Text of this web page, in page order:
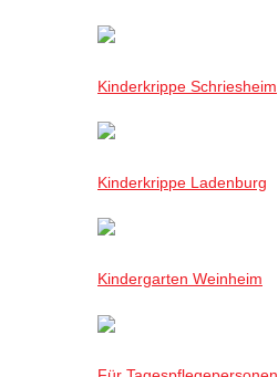
Kinderkrippe Schriesheim
Kinderkrippe Ladenburg
Kindergarten Weinheim